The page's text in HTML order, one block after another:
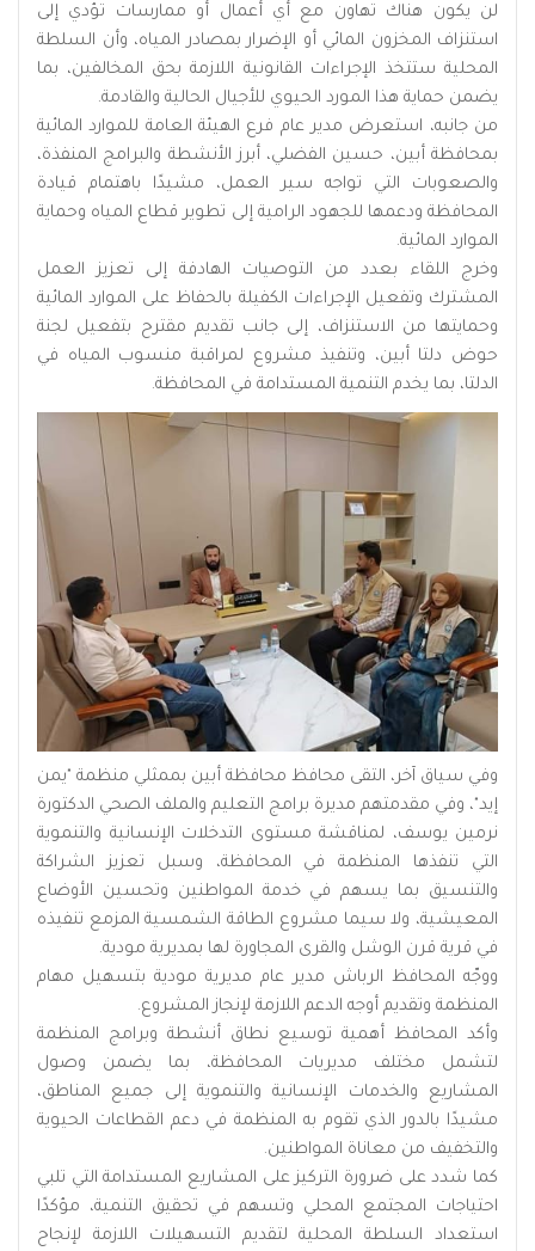
لن يكون هناك تهاون مع أي أعمال أو ممارسات تؤدي إلى
استنزاف المخزون المائي أو الإضرار بمصادر المياه، وأن السلطة
المحلية ستتخذ الإجراءات القانونية اللازمة بحق المخالفين، بما
يضمن حماية هذا المورد الحيوي للأجيال الحالية والقادمة.
من جانبه، استعرض مدير عام فرع الهيئة العامة للموارد المائية
بمحافظة أبين، حسين الفضلي، أبرز الأنشطة والبرامج المنفذة،
والصعوبات التي تواجه سير العمل، مشيدًا باهتمام قيادة
المحافظة ودعمها للجهود الرامية إلى تطوير قطاع المياه وحماية
الموارد المائية.
وخرج اللقاء بعدد من التوصيات الهادفة إلى تعزيز العمل
المشترك وتفعيل الإجراءات الكفيلة بالحفاظ على الموارد المائية
وحمايتها من الاستنزاف، إلى جانب تقديم مقترح بتفعيل لجنة
حوض دلتا أبين، وتنفيذ مشروع لمراقبة منسوب المياه في
الدلتا، بما يخدم التنمية المستدامة في المحافظة.
وفي سياق آخر، التقى محافظ محافظة أبين بممثلي منظمة "يمن
إيد"، وفي مقدمتهم مديرة برامج التعليم والملف الصحي الدكتورة
نرمين يوسف، لمناقشة مستوى التدخلات الإنسانية والتنموية
التي تنفذها المنظمة في المحافظة، وسبل تعزيز الشراكة
والتنسيق بما يسهم في خدمة المواطنين وتحسين الأوضاع
المعيشية، ولا سيما مشروع الطاقة الشمسية المزمع تنفيذه
في قرية قرن الوشل والقرى المجاورة لها بمديرية مودية.
ووجّه المحافظ الرباش مدير عام مديرية مودية بتسهيل مهام
المنظمة وتقديم أوجه الدعم اللازمة لإنجاز المشروع.
وأكد المحافظ أهمية توسيع نطاق أنشطة وبرامج المنظمة
لتشمل مختلف مديريات المحافظة، بما يضمن وصول
المشاريع والخدمات الإنسانية والتنموية إلى جميع المناطق،
مشيدًا بالدور الذي تقوم به المنظمة في دعم القطاعات الحيوية
والتخفيف من معاناة المواطنين.
كما شدد على ضرورة التركيز على المشاريع المستدامة التي تلبي
احتياجات المجتمع المحلي وتسهم في تحقيق التنمية، مؤكدًا
استعداد السلطة المحلية لتقديم التسهيلات اللازمة لإنجاح